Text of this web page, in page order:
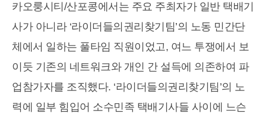
카오룽시티/산포콩에서는 주요 주최자가 일반 택배기
사가 아니라 ‘라이더들의권리찾기팀’의 노동 민간단
체에서 일하는 풀타임 직원이었고, 여느 투쟁에서 보
이듯 기존의 네트워크와 개인 간 설득에 의존하여 파
업참가자를 조직했다. ‘라이더들의권리찾기팀’의 노
력에 일부 힘입어 소수민족 택배기사들 사이에 느슨